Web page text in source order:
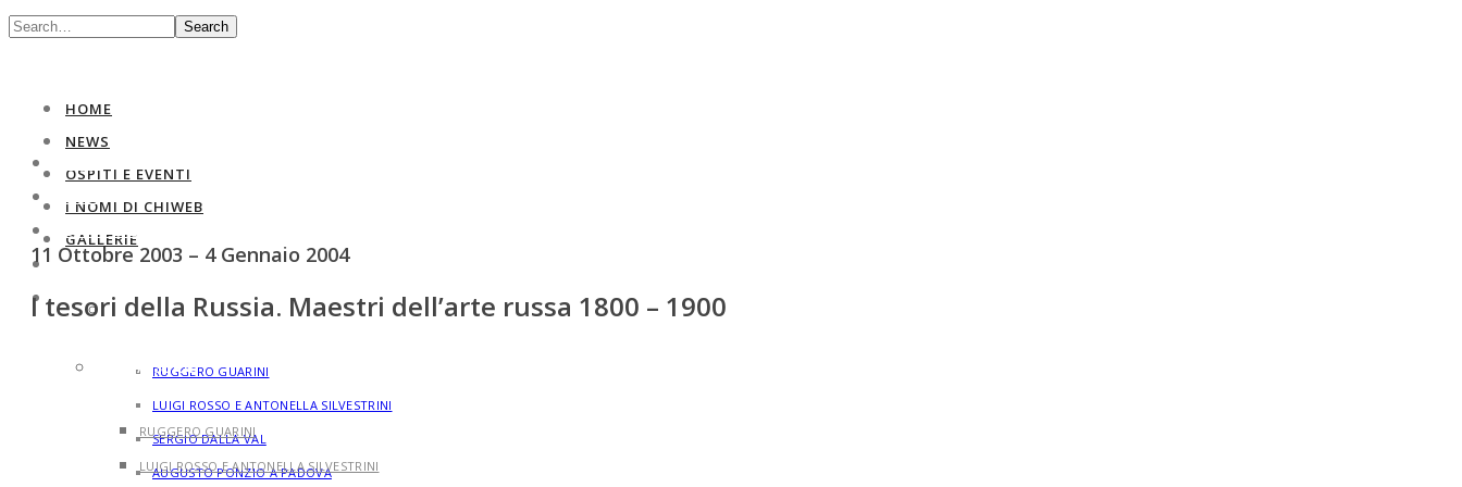
Search
HOME
NEWS
OSPITI E EVENTI
I NOMI DI CHIWEB
GALLERIE
PRIMA SERIE
RUGGERO GUARINI
LUIGI ROSSO E ANTONELLA SILVESTRINI
SERGIO DALLA VAL
AUGUSTO PONZIO A PADOVA
OSPITI E EVENTI
I NOMI DI CHIWEB
GALLERIE
PRIMA SERIE
RUGGERO GUARINI
LUIGI ROSSO E ANTONELLA SILVESTRINI
11 Ottobre 2003 – 4 Gennaio 2004
I tesori della Russia. Maestri dell’arte russa 1800 – 1900